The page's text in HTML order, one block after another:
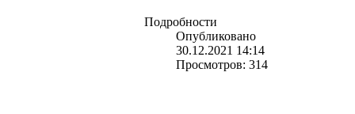
Подробности
Опубликовано
30.12.2021 14:14
Просмотров: 314